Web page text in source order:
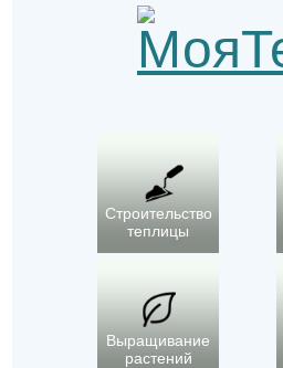
Строительство
теплицы
Выращивание
растений